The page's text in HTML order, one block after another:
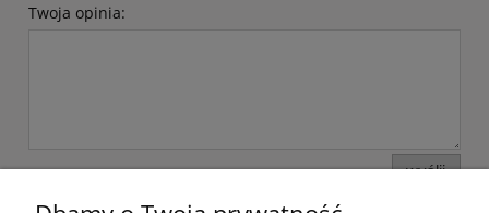
Twoja opinia:
wyślij